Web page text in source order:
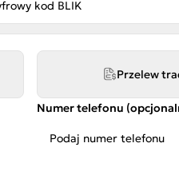
Przelew
Numer telefonu